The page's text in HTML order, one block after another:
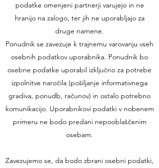
podatke omenjeni partnerji varujejo in ne
hranijo na zalogo, ter jih ne uporabljajo za
druge namene.
Ponudnik se zavezuje k trajnemu varovanju vseh
osebnih podatkov uporabnika. Ponudnik bo
osebne podatke uporabil izključno za potrebe
izpolnitve naročila (pošiljanje informativnega
gradiva, ponudb, računov) in ostalo potrebno
komunikacijo. Uporabnikovi podatki v nobenem
primeru ne bodo predani nepooblaščenim
osebam.
Zavezujemo se, da bodo zbrani osebni podatki,